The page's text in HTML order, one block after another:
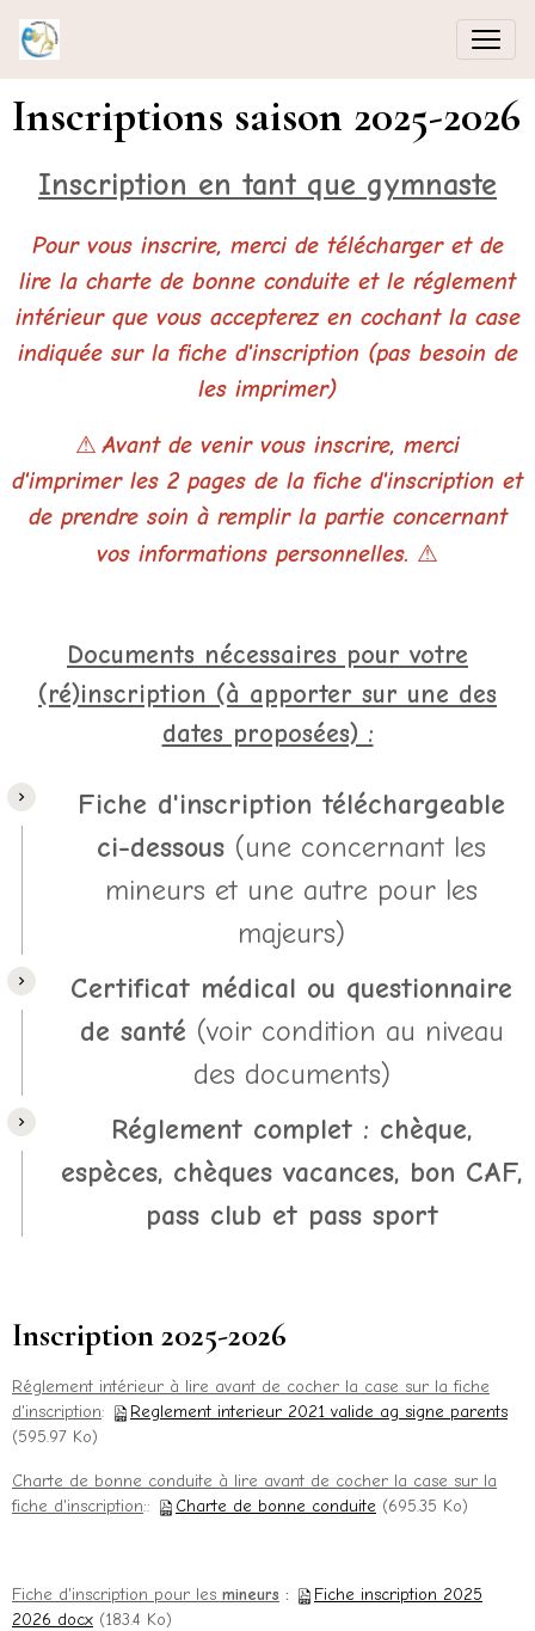
Inscriptions saison 2025-2026
Inscription en tant que gymnaste
Pour vous inscrire, merci de télécharger et de
lire la charte de bonne conduite et le réglement
intérieur que vous accepterez en cochant la case
indiquée sur la fiche d'inscription (pas besoin de
les imprimer)
⚠Avant de venir vous inscrire, merci
d'imprimer les 2 pages de la fiche d'inscription et
de prendre soin à remplir la partie concernant
vos informations personnelles. ⚠
Documents nécessaires pour votre
(ré)inscription (à apporter sur une des
dates proposées) :
Fiche d'inscription téléchargeable
ci-dessous (une concernant les
mineurs et une autre pour les
majeurs)
Certificat médical ou questionnaire
de santé (voir condition au niveau
des documents)
Réglement complet : chèque,
espèces, chèques vacances, bon CAF,
pass club et pass sport
Inscription 2025-2026
Réglement intérieur à lire avant de cocher la case sur la fiche
d'inscription:
Reglement interieur 2021 valide ag signe parents
(595.97 Ko)
Charte de bonne conduite à lire avant de cocher la case sur la
fiche d'inscription:: Charte de bonne conduite (695.35 Ko)
Fiche d'inscription pour les mineurs :
Fiche inscription 2025
2026 docx (183.4 Ko)